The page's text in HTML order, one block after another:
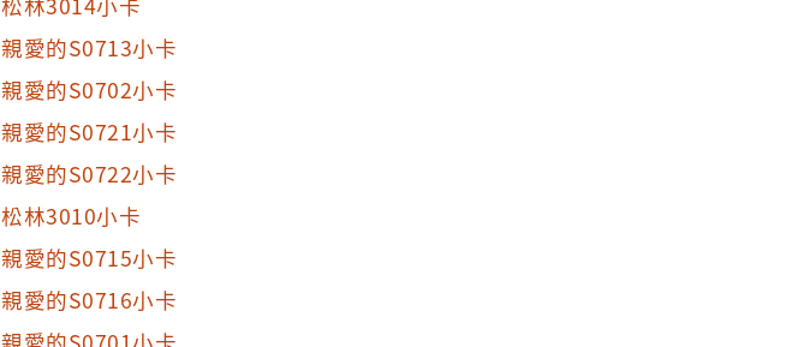
親愛的S0713小卡
親愛的S0702小卡
親愛的S0721小卡
親愛的S0722小卡
松林3010小卡
親愛的S0715小卡
親愛的S0716小卡